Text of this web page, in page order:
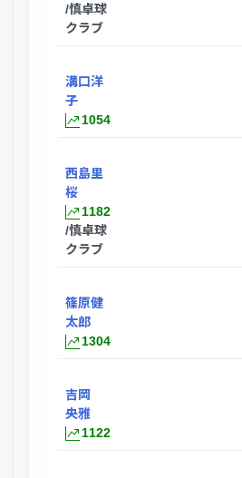
/慎卓球
クラブ
溝口洋
子
1054
西島里
桜
1182
/慎卓球
クラブ
篠原健
太郎
1304
吉岡
央雅
1122